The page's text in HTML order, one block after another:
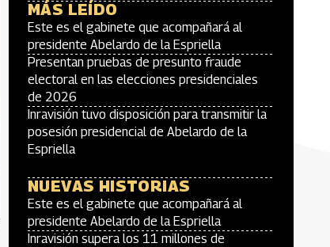
MÁS LEÍDO
Este es el gabinete que acompañará al
presidente Abelardo de la Espriella
Presentan pruebas de presunto fraude
electoral en las elecciones presidenciales
de 2026
Inravisión tuvo disposición para transmitir la
posesión presidencial de Abelardo de la
Espriella
NUEVAS HISTORIAS
Este es el gabinete que acompañará al
presidente Abelardo de la Espriella
Inravisión supera los 11 millones de